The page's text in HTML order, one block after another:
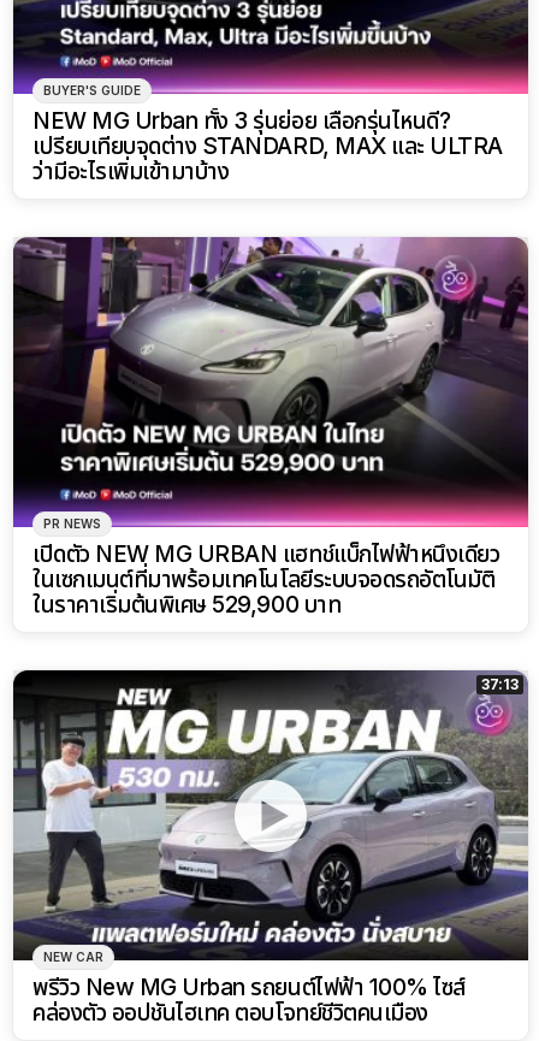
BUYER'S GUIDE
NEW MG Urban ทั้ง 3 รุ่นย่อย เลือกรุ่นไหนดี?
เปรียบเทียบจุดต่าง STANDARD, MAX และ ULTRA
ว่ามีอะไรเพิ่มเข้ามาบ้าง
PR NEWS
เปิดตัว NEW MG URBAN แฮทช์แบ็กไฟฟ้าหนึ่งเดียว
ในเซกเมนต์ที่มาพร้อมเทคโนโลยีระบบจอดรถอัตโนมัติ
ในราคาเริ่มต้นพิเศษ 529,900 บาท
37:13
NEW CAR
พรีวิว New MG Urban รถยนต์ไฟฟ้า 100% ไซส์
คล่องตัว ออปชันไฮเทค ตอบโจทย์ชีวิตคนเมือง